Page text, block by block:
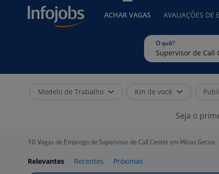
ACHAR VAGAS AVALIAÇÕES DE
O quê?
Modelo de Trabalho Km de você
Seja o
10 Vagas de Emprego de Supervisor de Call Center em Minas Gerais
Relevantes Recentes Próximas